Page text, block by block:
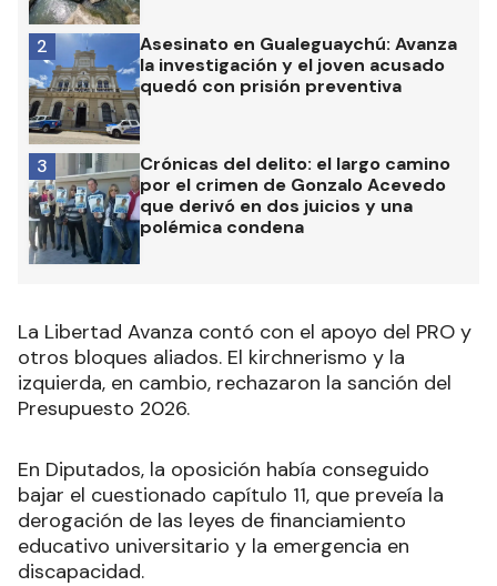
Asesinato en Gualeguaychú: Avanza
la investigación y el joven acusado
quedó con prisión preventiva
2
Crónicas del delito: el largo camino
por el crimen de Gonzalo Acevedo
que derivó en dos juicios y una
polémica condena
3
La Libertad Avanza contó con el apoyo del PRO y
otros bloques aliados. El kirchnerismo y la
izquierda, en cambio, rechazaron la sanción del
Presupuesto 2026.
En Diputados, la oposición había conseguido
bajar el cuestionado capítulo 11, que preveía la
derogación de las leyes de financiamiento
educativo universitario y la emergencia en
discapacidad.